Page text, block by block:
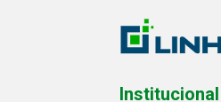
Institucional